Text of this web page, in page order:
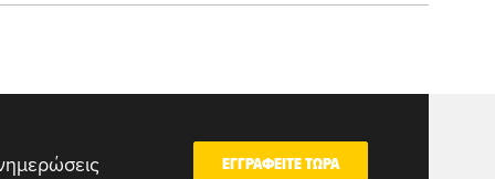
ΕΓΓΡΑΦΕΙΤΕ ΤΩΡΑ